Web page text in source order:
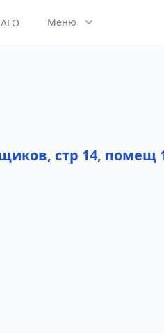
Меню
стр 14, помещ